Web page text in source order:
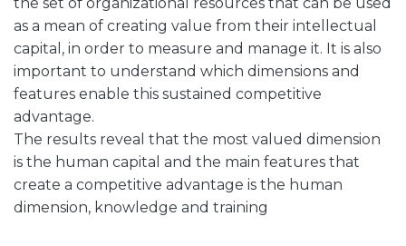
as a mean of creating value from their intellectual
capital, in order to measure and manage it. It is also
important to understand which dimensions and
features enable this sustained competitive
advantage.
The results reveal that the most valued dimension
is the human capital and the main features that
create a competitive advantage is the human
dimension, knowledge and training